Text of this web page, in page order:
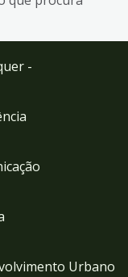
-
Urbano